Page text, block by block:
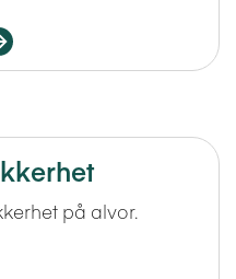
på alvor.